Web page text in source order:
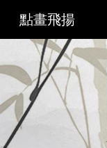
點畫飛揚